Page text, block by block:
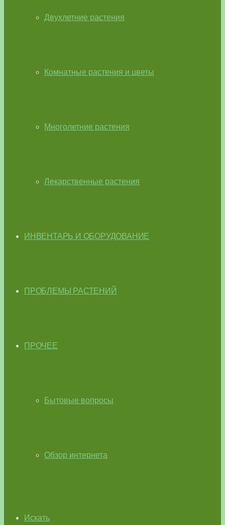
Двухлетние растения
Комнатные растения и цветы
Многолетние растения
Лекарственные растения
ИНВЕНТАРЬ И ОБОРУДОВАНИЕ
ПРОБЛЕМЫ РАСТЕНИЙ
ПРОЧЕЕ
Бытовые вопросы
Обзор интернета
Искать